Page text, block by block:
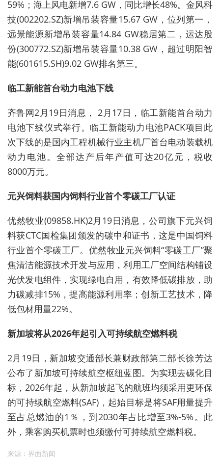
59%；海上风电新增7.6 GW，同比增长48%。金风科
技(002202.SZ)新增吊装容量15.67 GW，位列第一，
远景能源新增吊装容量14.84 GW稳居第二，运达股
份(300772.SZ)新增吊装容量10.38 GW，超过明阳智
能(601615.SH)9.02 GW排名第三。
临工新能首台动力电池下线
齐鲁网2月19日消息， 2月17日，临工新能首台动力
电池下线仪式举行。临工新能动力电池PACK项目此
次下线的是国内工程机械行业主机厂首台电动装载机
动力电池。全部达产后年产值可达20亿元，税收
8000万元。
元兴饲料获国内饲料行业首个零碳工厂认证
优然牧业(09858.HK)2月19日消息，公司旗下元兴饲
料获CTC国检集团颁发的碳中和证书，这是中国饲料
行业首个零碳工厂。优然牧业元兴饲料“零碳工厂”聚
焦清洁能源技术开发与应用，利用工厂空间结构铺设
光伏发电组件，实现绿电自用，有效降低碳排放，助
力碳减排15%，提高能源利用率；创新工艺技术，降
低包材用量22%。
新加坡将从2026年起引入可持续航空燃料税
2月19日，新加坡交通部长兼财政部第二部长徐芳达
公布了新加坡可持续航空枢纽蓝图。为实现去碳化目
标，2026年起，从新加坡起飞的航班均须采用更环保
的可持续航空燃料(SAF)，起始目标是将SAF用量提升
至占总燃油的1％，到2030年占比增至3%-5%。此
外，乘客购买机票时也须缴付可持续航空燃料税。
来源：界面新闻